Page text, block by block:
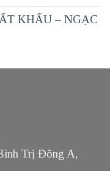
KHẨU – NGẠC
Trị Đông A,